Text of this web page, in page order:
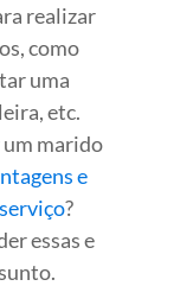
realizar
como
uma
etc.
marido
e
?
essas e